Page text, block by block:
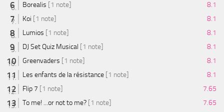
Borealis [1 note]
8.1
Koi [1 note]
8.1
Lumios [1 note]
8.1
DJ Set Quiz Musical [1 note]
8.1
Greenvaders [1 note]
8.1
Les enfants de la résistance [1 note]
8.1
Flip 7 [1 note]
7.65
To me! ...or not to me? [1 note]
7.65